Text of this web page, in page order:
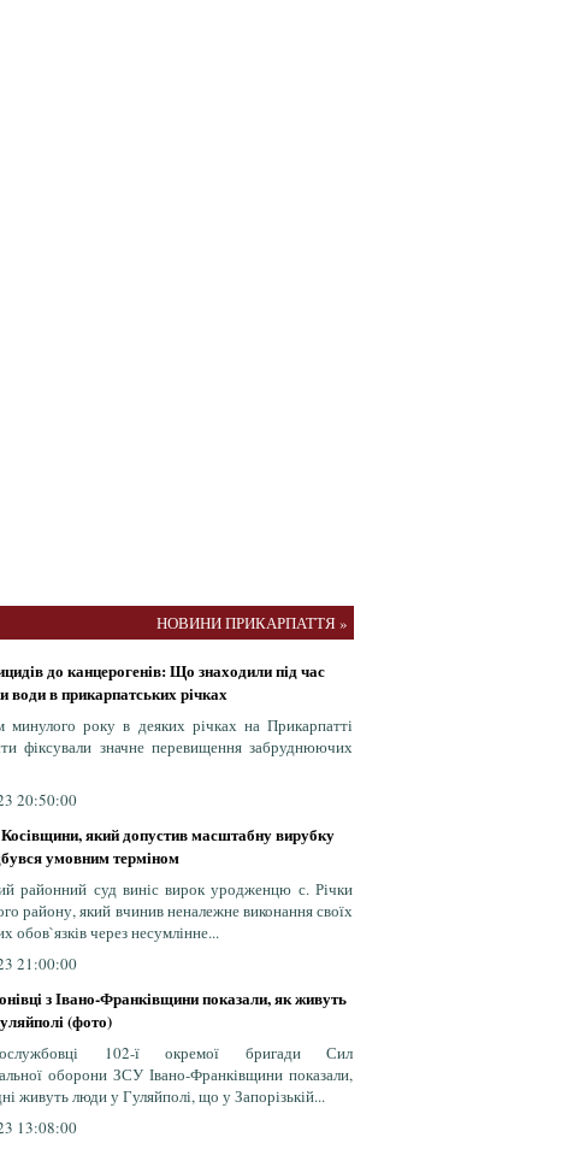
НОВИНИ ПРИКАРПАТТЯ »
до канцерогенів: Що знаходили під час
води в прикарпатських річках
минулого року в деяких річках на Прикарпатті
фіксували значне перевищення забруднюючих
20:50:00
Косівщини, який допустив масштабну вирубку
умовним терміном
районний суд виніс вирок уродженцю с. Річки
району, який вчинив неналежне виконання своїх
обов`язків через несумлінне...
21:00:00
з Івано-Франківщини показали, як живуть
(фото)
102-ї окремої бригади Сил
оборони ЗСУ Івано-Франківщини показали,
живуть люди у Гуляйполі, що у Запорізькій...
13:08:00